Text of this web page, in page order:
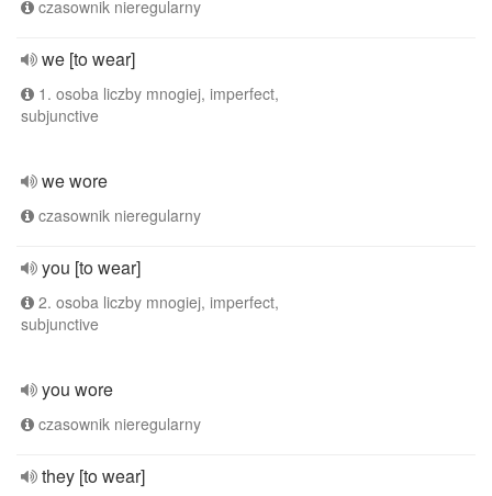
czasownik nieregularny
we [to wear]
1. osoba liczby mnogiej, imperfect,
subjunctive
we wore
czasownik nieregularny
you [to wear]
2. osoba liczby mnogiej, imperfect,
subjunctive
you wore
czasownik nieregularny
they [to wear]